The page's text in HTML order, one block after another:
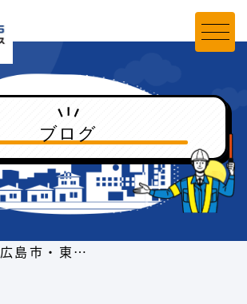
ブログ
広島市・東広島市・呉市で未経験歓迎の警備アルバイトの仕事内容は？